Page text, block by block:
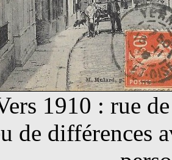
1910 : rue
de différences